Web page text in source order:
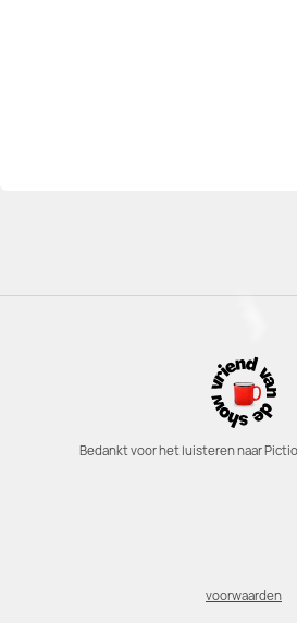
Bedankt voor het luisteren naar
voorwaarden